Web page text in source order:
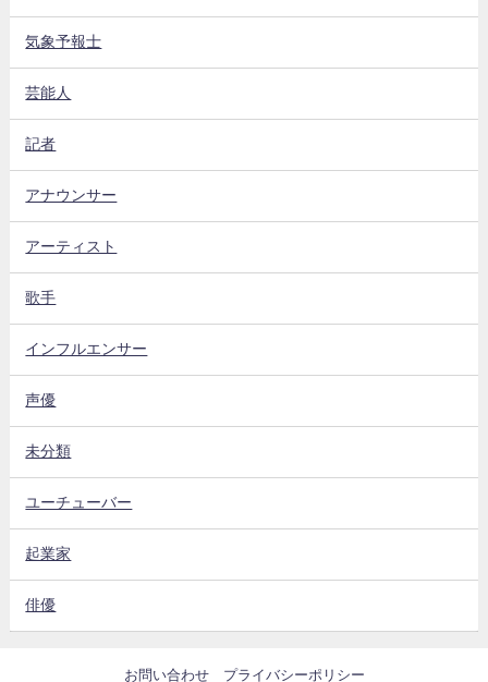
気象予報士
芸能人
記者
アナウンサー
アーティスト
歌手
インフルエンサー
声優
未分類
ユーチューバー
起業家
俳優
お問い合わせ プライバシーポリシー